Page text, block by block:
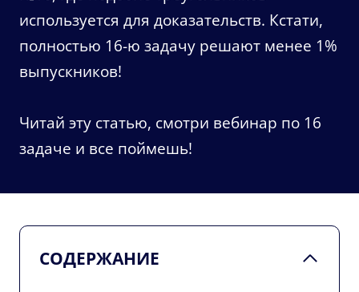
используется для доказательств. Кстати,
полностью 16-ю задачу решают менее 1%
выпускников!
Читай эту статью, смотри вебинар по 16
задаче и все поймешь!
СОДЕРЖАНИЕ